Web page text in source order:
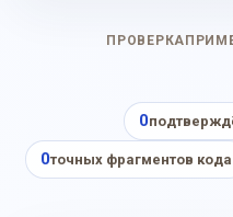
ПРОВЕРКА
0
0точных фрагментов кода